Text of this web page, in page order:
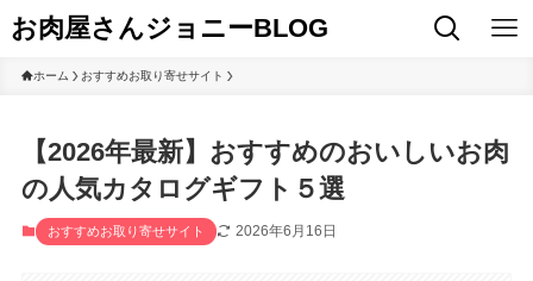
お肉屋さんジョニーBLOG
ホーム おすすめお取り寄せサイト
【2026年最新】おすすめのおいしいお肉
の人気カタログギフト５選
おすすめお取り寄せサイト 2026年6月16日